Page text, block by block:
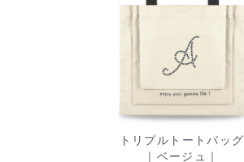
トリプルトートバッグ
｜ベージュ｜